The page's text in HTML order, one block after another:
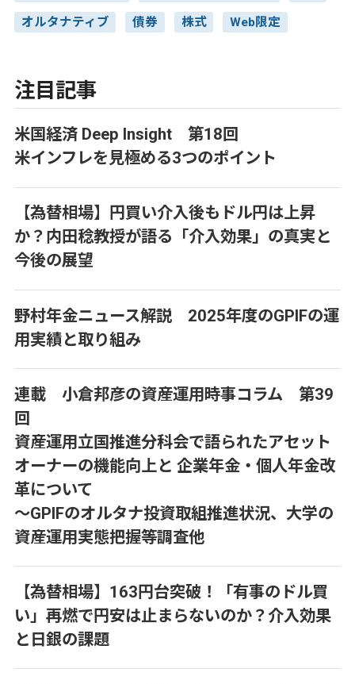
オルタナティブ 債券 株式 Web限定
注目記事
米国経済 Deep Insight 第18回
米インフレを見極める3つのポイント
【為替相場】円買い介入後もドル円は上昇
か？内田稔教授が語る「介入効果」の真実と
今後の展望
野村年金ニュース解説 2025年度のGPIFの運
用実績と取り組み
連載 小倉邦彦の資産運用時事コラム 第39
回
資産運用立国推進分科会で語られたアセット
オーナーの機能向上と 企業年金・個人年金改
革について
～GPIFのオルタナ投資取組推進状況、大学の
資産運用実態把握等調査他
【為替相場】163円台突破！「有事のドル買
い」再燃で円安は止まらないのか？介入効果
と日銀の課題